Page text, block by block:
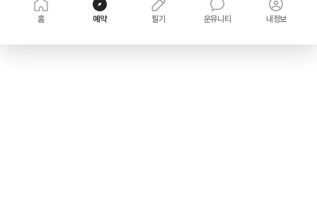
홈 예약 필기 운뮤니티 내정보